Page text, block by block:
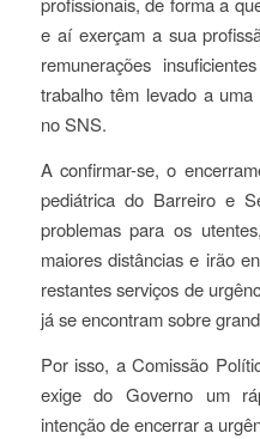
e aí exerçam a sua
remunerações
trabalho têm levado a
no SNS.
A confirmar-se, o
pediátrica do Barreiro e
problemas para os
maiores distâncias e irão
restantes serviços de
já se encontram sobre
Por isso, a Comissão
exige do Governo um
intenção de encerrar a